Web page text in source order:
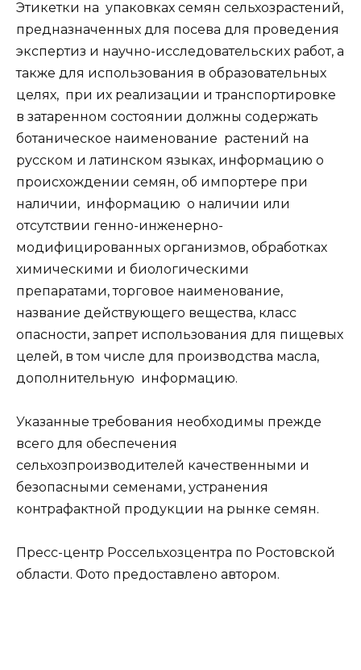
Этикетки на упаковках семян сельхозрастений,
предназначенных для посева для проведения
экспертиз и научно-исследовательских работ, а
также для использования в образовательных
целях, при их реализации и транспортировке
в затаренном состоянии должны содержать
ботаническое наименование растений на
русском и латинском языках, информацию о
происхождении семян, об импортере при
наличии, информацию о наличии или
отсутствии генно-инженерно-
модифицированных организмов, обработках
химическими и биологическими
препаратами, торговое наименование,
название действующего вещества, класс
опасности, запрет использования для пищевых
целей, в том числе для производства масла,
дополнительную информацию.
Указанные требования необходимы прежде
всего для обеспечения
сельхозпроизводителей качественными и
безопасными семенами, устранения
контрафактной продукции на рынке семян.
Пресс-центр Россельхозцентра по Ростовской
области. Фото предоставлено автором.